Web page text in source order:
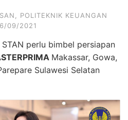
POLITEKNIK KEUANGAN
09/2021
perlu bimbel persiapan
Makassar, Gowa,
Sulawesi Selatan